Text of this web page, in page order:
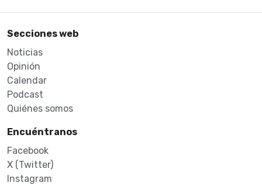
Secciones web
Noticias
Opinión
Calendar
Podcast
Quiénes somos
Encuéntranos
Facebook
X (Twitter)
Instagram